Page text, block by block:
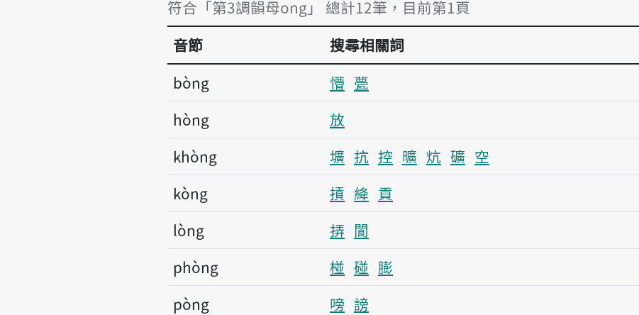
符合「第3調韻母ong」 總計12筆，目前第1頁
音節
搜尋相關詞
bòng
懵 甍
hòng
放
khòng
壙 抗 控 曠 炕 礦 空
kòng
摃 絳 貢
lòng
挵 閬
phòng
椪 碰 膨
pòng
嗙 謗